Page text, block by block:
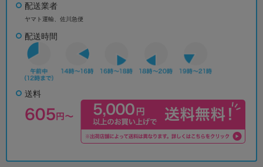
配送業者
ヤマト運輸、佐川急便
配送時間
送料